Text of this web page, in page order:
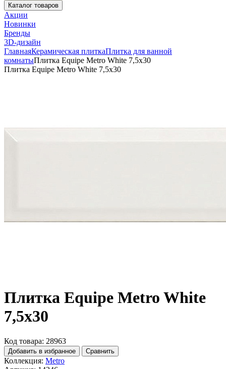
Каталог товаров
Акции
Новинки
Бренды
3D-дизайн
ГлавнаяКерамическая плиткаПлитка для ванной
комнатыПлитка Equipe Metro White 7,5x30
Плитка Equipe Metro White 7,5x30
Плитка Equipe Metro White
7,5x30
Код товара: 28963
Добавить в избранное Сравнить
Коллекция: Metro